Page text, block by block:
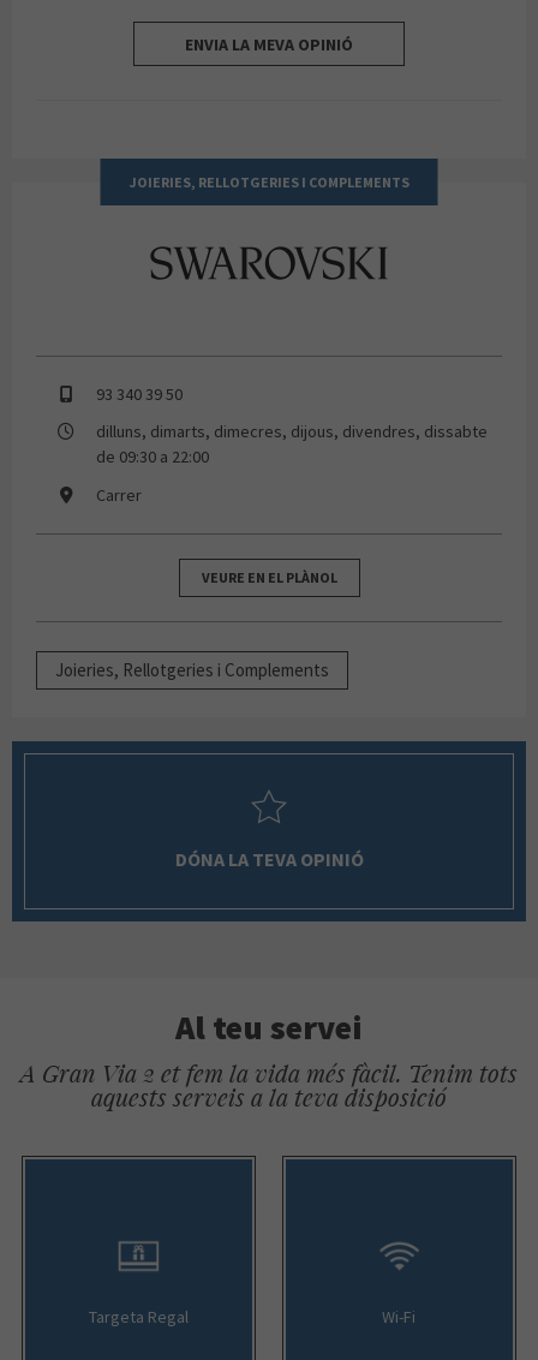
ENVIA LA MEVA OPINIÓ
JOIERIES, RELLOTGERIES I COMPLEMENTS
SWAROVSKI
93 340 39 50
dilluns, dimarts, dimecres, dijous, divendres, dissabte
de 09:30 a 22:00
Carrer
VEURE EN EL PLÀNOL
Joieries, Rellotgeries i Complements
DÓNA LA TEVA OPINIÓ
Al teu servei
A Gran Via 2 et fem la vida més fàcil. Tenim tots
aquests serveis a la teva disposició
Targeta Regal Wi-Fi